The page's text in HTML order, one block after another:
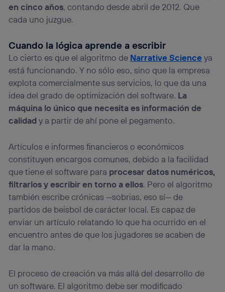
en cinco años, contando desde abril de 2012. Que
cada uno juzgue.
Cuando la lógica aprende a escribir
Lo cierto es que el algoritmo de Narrative Scienceya
está funcionando. Y no sólo eso, sino que la empresa
explota comercialmente sus servicios, lo que da una
idea del grado de optimización del software. La
máquina lo único que necesita es información de
calidady a partir de ahí pone el pegamento.
Artículos e informes financieros o económicos
constituyen encargos comunes, debido a la facilidad
que tiene el software para procesar datos numéricos,
filtrarlos y escribir en torno a ellos. Pero el algoritmo
también escribe crónicas —sobrias, eso sí— de
partidos de beisbol de carácter local. Es capaz de
enviar un artículo relatando lo que ha ocurrido en el
encuentro antes de que los jugadores se acaben de
dar la mano.
El proceso de creación va más allá del desarrollo de
un software. El algoritmo debe ser modificado
Si utilizasdatos móviles , el marketing será más
personalizado, ya que se basará únicamente en la
navegación del usuario del móvil.
Puedes gestionar los consentimientos Utiq seleccionando
“Administrar Utiq” en la parte inferior de esta página web o
visitando el portal de privacidad de Utiq
(“consenthub”). Para más información, consulta
la política de privacidad de Utiq